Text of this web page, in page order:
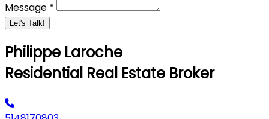
Message *
Let's Talk!
Philippe Laroche
Residential Real Estate Broker